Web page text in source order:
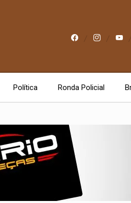
Política Ronda Policial